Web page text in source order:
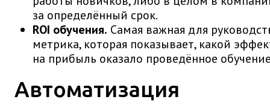
за определённый срок.
ROI обучения. Самая важная для
метрика, которая показывает, какой
на прибыль оказало проведённое
Автоматизация